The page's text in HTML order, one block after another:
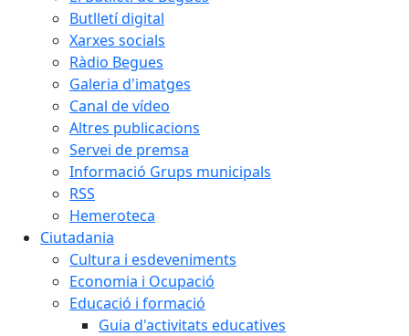
Butlletí digital
Xarxes socials
Ràdio Begues
Galeria d'imatges
Canal de vídeo
Altres publicacions
Servei de premsa
Informació Grups municipals
RSS
Hemeroteca
Ciutadania
Cultura i esdeveniments
Economia i Ocupació
Educació i formació
Guia d'activitats educatives